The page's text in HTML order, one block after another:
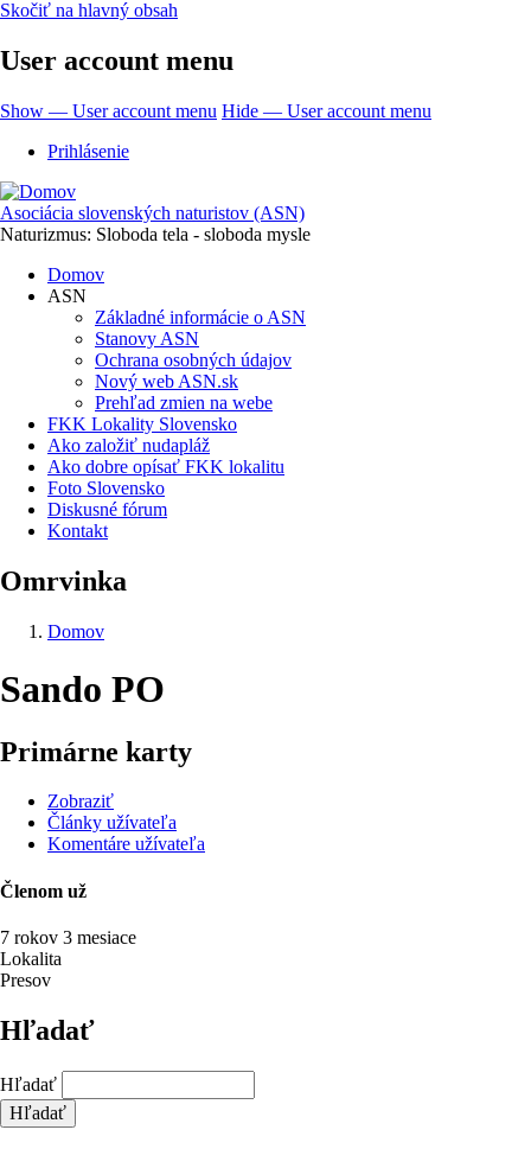
Skočiť na hlavný obsah
User account menu
Show — User account menu Hide — User account menu
Prihlásenie
Asociácia slovenských naturistov (ASN)
Naturizmus: Sloboda tela - sloboda mysle
Domov
ASN
Základné informácie o ASN
Stanovy ASN
Ochrana osobných údajov
Nový web ASN.sk
Prehľad zmien na webe
FKK Lokality Slovensko
Ako založiť nudapláž
Ako dobre opísať FKK lokalitu
Foto Slovensko
Diskusné fórum
Kontakt
Omrvinka
Domov
Sando PO
Primárne karty
Zobraziť
Články užívateľa
Komentáre užívateľa
Členom už
7 rokov 3 mesiace
Lokalita
Presov
Hľadať
Hľadať